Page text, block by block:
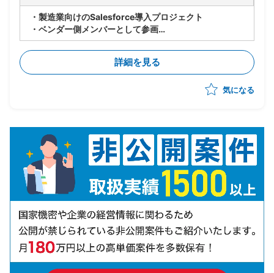
・製造業向けのSalesforce導入プロジェクト
・ベンダー側メンバーとして参画
・世界各国の拠点でのSalesforce共有に向けて、北
米・EU拠点へのSales Cloudの導入からスタート(全て
・10月までPoCを実施し、その後本格展開の予定
詳細を見る
気になる